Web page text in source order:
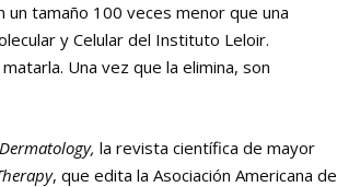
tamaño 100 veces menor que una
y Celular del Instituto Leloir.
Una vez que la elimina, son
la revista científica de mayor
, que edita la Asociación Americana de